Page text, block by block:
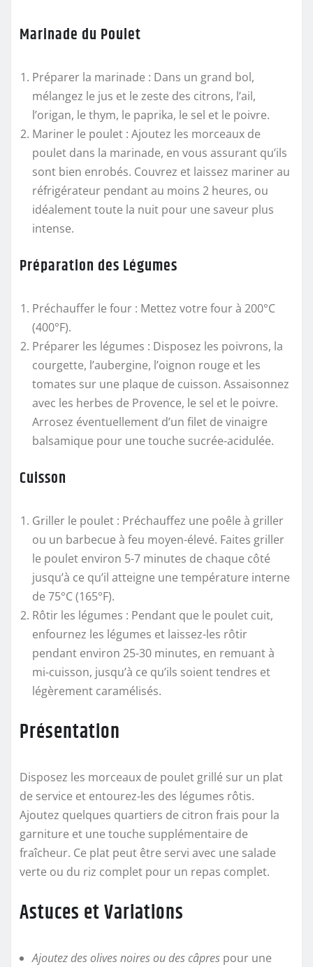
Marinade du Poulet
Préparer la marinade : Dans un grand bol,
mélangez le jus et le zeste des citrons, l’ail,
l’origan, le thym, le paprika, le sel et le poivre.
Mariner le poulet : Ajoutez les morceaux de
poulet dans la marinade, en vous assurant qu’ils
sont bien enrobés. Couvrez et laissez mariner au
réfrigérateur pendant au moins 2 heures, ou
idéalement toute la nuit pour une saveur plus
intense.
Préparation des Légumes
Préchauffer le four : Mettez votre four à 200°C
(400°F).
Préparer les légumes : Disposez les poivrons, la
courgette, l’aubergine, l’oignon rouge et les
tomates sur une plaque de cuisson. Assaisonnez
avec les herbes de Provence, le sel et le poivre.
Arrosez éventuellement d’un filet de vinaigre
balsamique pour une touche sucrée-acidulée.
Cuisson
Griller le poulet : Préchauffez une poêle à griller
ou un barbecue à feu moyen-élevé. Faites griller
le poulet environ 5-7 minutes de chaque côté
jusqu’à ce qu’il atteigne une température interne
de 75°C (165°F).
Rôtir les légumes : Pendant que le poulet cuit,
enfournez les légumes et laissez-les rôtir
pendant environ 25-30 minutes, en remuant à
mi-cuisson, jusqu’à ce qu’ils soient tendres et
légèrement caramélisés.
Présentation
Disposez les morceaux de poulet grillé sur un plat
de service et entourez-les des légumes rôtis.
Ajoutez quelques quartiers de citron frais pour la
garniture et une touche supplémentaire de
fraîcheur. Ce plat peut être servi avec une salade
verte ou du riz complet pour un repas complet.
Astuces et Variations
Ajoutez des olives noires ou des câpres pour une